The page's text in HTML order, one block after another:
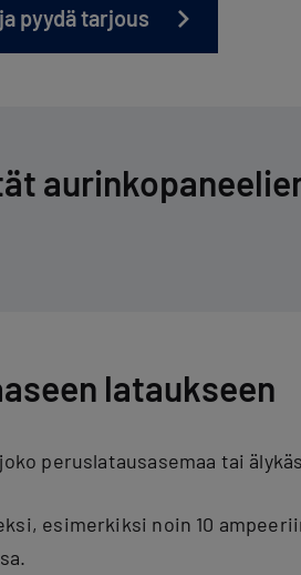
pyydä tarjous
lataukseen
peruslatausasemaa tai
esimerkiksi noin 10